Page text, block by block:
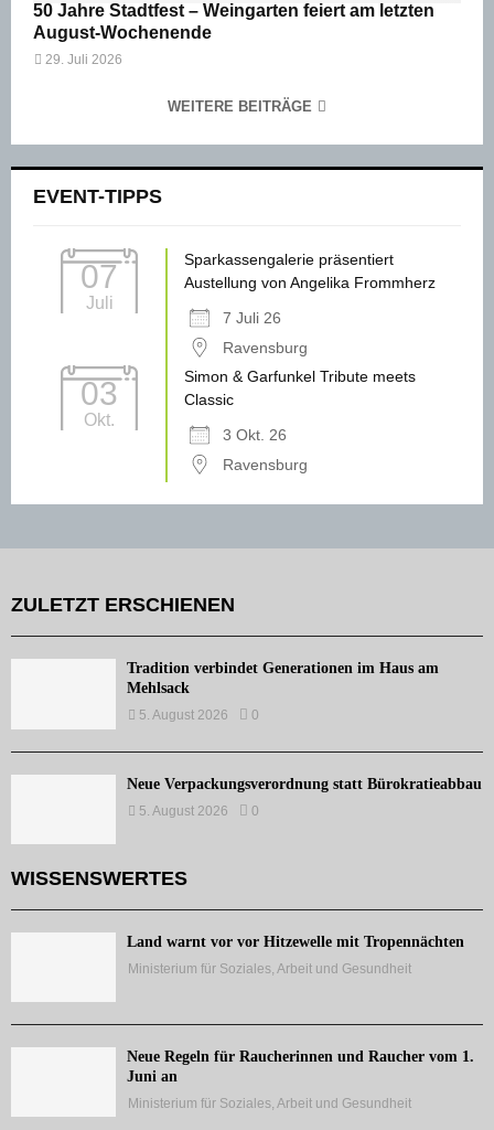
50 Jahre Stadtfest – Weingarten feiert am letzten
August-Wochenende
29. Juli 2026
WEITERE BEITRÄGE
EVENT-TIPPS
07
Juli
Sparkassengalerie präsentiert
Austellung von Angelika Frommherz
7 Juli 26
Ravensburg
03
Okt.
Simon & Garfunkel Tribute meets
Classic
3 Okt. 26
Ravensburg
ZULETZT ERSCHIENEN
Tradition verbindet Generationen im Haus am
Mehlsack
5. August 2026 0
Neue Verpackungsverordnung statt Bürokratieabbau
5. August 2026 0
WISSENSWERTES
Land warnt vor vor Hitzewelle mit Tropennächten
Ministerium für Soziales, Arbeit und Gesundheit
Neue Regeln für Raucherinnen und Raucher vom 1.
Juni an
Ministerium für Soziales, Arbeit und Gesundheit